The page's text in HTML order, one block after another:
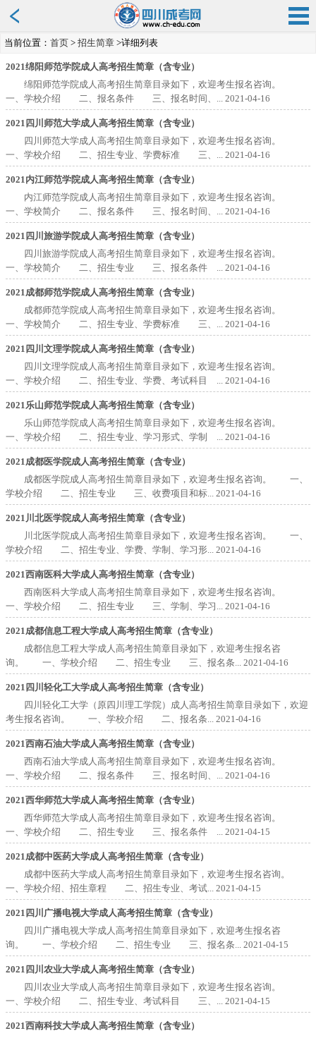
当前位置： 首页 > 招生简章 >详细列表
2021绵阳师范学院成人高考招生简章（含专业）
绵阳师范学院成人高考招生简章目录如下，欢迎考生报名咨询。
一、学校介绍 二、报名条件 三、报名时间、... 2021-04-16
2021四川师范大学成人高考招生简章（含专业）
四川师范大学成人高考招生简章目录如下，欢迎考生报名咨询。
一、学校介绍 二、招生专业、学费标准 三、... 2021-04-16
2021内江师范学院成人高考招生简章（含专业）
内江师范学院成人高考招生简章目录如下，欢迎考生报名咨询。
一、学校简介 二、报名条件 三、报名时间、... 2021-04-16
2021四川旅游学院成人高考招生简章（含专业）
四川旅游学院成人高考招生简章目录如下，欢迎考生报名咨询。
一、学校简介 二、招生专业 三、报名条件 ... 2021-04-16
2021成都师范学院成人高考招生简章（含专业）
成都师范学院成人高考招生简章目录如下，欢迎考生报名咨询。
一、学校简介 二、招生专业、学费标准 三、... 2021-04-16
2021四川文理学院成人高考招生简章（含专业）
四川文理学院成人高考招生简章目录如下，欢迎考生报名咨询。
一、学校介绍 二、招生专业、学费、考试科目 ... 2021-04-16
2021乐山师范学院成人高考招生简章（含专业）
乐山师范学院成人高考招生简章目录如下，欢迎考生报名咨询。
一、学校介绍 二、招生专业、学习形式、学制 ... 2021-04-16
2021成都医学院成人高考招生简章（含专业）
成都医学院成人高考招生简章目录如下，欢迎考生报名咨询。 一、
学校介绍 二、招生专业 三、收费项目和标... 2021-04-16
2021川北医学院成人高考招生简章（含专业）
川北医学院成人高考招生简章目录如下，欢迎考生报名咨询。 一、
学校介绍 二、招生专业、学费、学制、学习形... 2021-04-16
2021西南医科大学成人高考招生简章（含专业）
西南医科大学成人高考招生简章目录如下，欢迎考生报名咨询。
一、学校介绍 二、招生专业 三、学制、学习... 2021-04-16
2021成都信息工程大学成人高考招生简章（含专业）
成都信息工程大学成人高考招生简章目录如下，欢迎考生报名咨
询。 一、学校介绍 二、招生专业 三、报名条... 2021-04-16
2021四川轻化工大学成人高考招生简章（含专业）
四川轻化工大学（原四川理工学院）成人高考招生简章目录如下，欢迎
考生报名咨询。 一、学校介绍 二、报名条... 2021-04-16
2021西南石油大学成人高考招生简章（含专业）
西南石油大学成人高考招生简章目录如下，欢迎考生报名咨询。
一、学校介绍 二、报名条件 三、报名时间、... 2021-04-16
2021西华师范大学成人高考招生简章（含专业）
西华师范大学成人高考招生简章目录如下，欢迎考生报名咨询。
一、学校介绍 二、招生专业 三、报名条件 ... 2021-04-15
2021成都中医药大学成人高考招生简章（含专业）
成都中医药大学成人高考招生简章目录如下，欢迎考生报名咨询。
一、学校介绍、招生章程 二、招生专业、考试... 2021-04-15
2021四川广播电视大学成人高考招生简章（含专业）
四川广播电视大学成人高考招生简章目录如下，欢迎考生报名咨
询。 一、学校介绍 二、招生专业 三、报名条... 2021-04-15
2021四川农业大学成人高考招生简章（含专业）
四川农业大学成人高考招生简章目录如下，欢迎考生报名咨询。
一、学校介绍 二、招生专业、考试科目 三、... 2021-04-15
2021西南科技大学成人高考招生简章（含专业）